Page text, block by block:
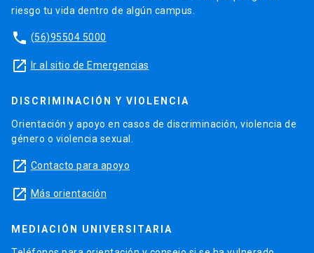
riesgo tu vida dentro de algún campus.
phone (56)95504 5000
launch Ir al sitio de Emergencias
DISCRIMINACIÓN Y VIOLENCIA
Orientación y apoyo en casos de discriminación, violencia de
género o violencia sexual.
launch Contacto para apoyo
launch Más orientación
MEDIACIÓN UNIVERSITARIA